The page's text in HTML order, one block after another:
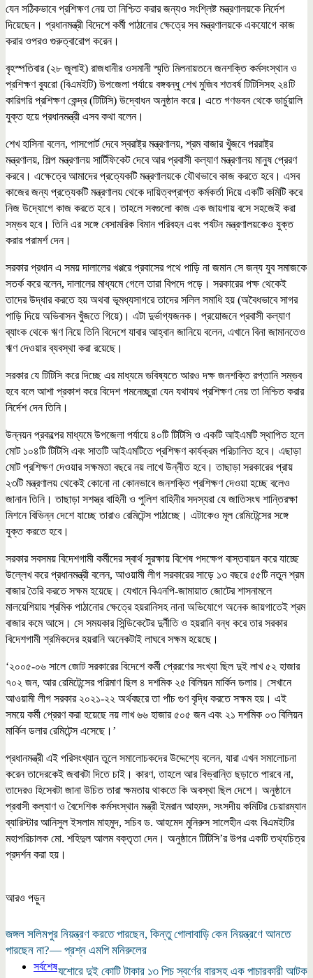
যেন সঠিকভাবে প্রশিক্ষণ নেয় তা নিশ্চিত করার জন্যও সংশ্লিষ্ট মন্ত্রণালয়কে নির্দেশ
দিয়েছেন। প্রধানমন্ত্রী বিদেশে কর্মী পাঠানোর ক্ষেত্রে সব মন্ত্রণালয়কে একযোগে কাজ
করার ওপরও গুরুত্বারোপ করেন।
বৃহস্পতিবার (২৮ জুলাই) রাজধানীর ওসমানী স্মৃতি মিলনায়তনে জনশক্তি কর্মসংস্থান ও
প্রশিক্ষণ ব্যুরো (বিএমইটি) উপজেলা পর্যায়ে বঙ্গবন্ধু শেখ মুজিব শতবর্ষ টিটিসিসহ ২৪টি
কারিগরি প্রশিক্ষণ কেন্দ্র (টিটিসি) উদ্বোধন অনুষ্ঠান করে। এতে গণভবন থেকে ভার্চুয়ালি
যুক্ত হয়ে প্রধানমন্ত্রী এসব কথা বলেন।
শেখ হাসিনা বলেন, পাসপোর্ট দেবে স্বরাষ্ট্র মন্ত্রণালয়, শ্রম বাজার খুঁজবে পররাষ্ট্র
মন্ত্রণালয়, শিল্প মন্ত্রণালয় সার্টিফিকেট দেবে আর প্রবাসী কল্যাণ মন্ত্রণালয় মানুষ প্রেরণ
করবে। এক্ষেত্রে আমাদের প্রত্যেকটি মন্ত্রণালয়কে যৌথভাবে কাজ করতে হবে। এসব
কাজের জন্য প্রত্যেকটি মন্ত্রণালয় থেকে দায়িত্বপ্রাপ্ত কর্মকর্তা দিয়ে একটি কমিটি করে
নিজ উদ্যোগে কাজ করতে হবে। তাহলে সবগুলো কাজ এক জায়গায় বসে সহজেই করা
সম্ভব হবে। তিনি এর সঙ্গে বেসামরিক বিমান পরিবহন এবং পর্যটন মন্ত্রণালয়কেও যুক্ত
করার পরামর্শ দেন।
সরকার প্রধান এ সময় দালালের খপ্পরে প্রবাসের পথে পাড়ি না জমান সে জন্য যুব সমাজকে
সতর্ক করে বলেন, দালালের মাধ্যমে গেলে তারা বিপদে পড়ে। সরকারের পক্ষ থেকেই
তাদের উদ্ধার করতে হয় অথবা ভূমধ্যসাগরে তাদের সলিল সমাধি হয় (অবৈধভাবে সাগর
পাড়ি দিয়ে অভিবাসন খুঁজতে গিয়ে)। এটা দুর্ভাগ্যজনক। প্রয়োজনে প্রবাসী কল্যাণ
ব্যাংক থেকে ঋণ নিয়ে তিনি বিদেশে যাবার আহ্বান জানিয়ে বলেন, এখানে বিনা জামানতেও
ঋণ দেওয়ার ব্যবস্থা করা রয়েছে।
সরকার যে টিটিসি করে দিচ্ছে এর মাধ্যমে ভবিষ্যতে আরও দক্ষ জনশক্তি রপ্তানি সম্ভব
হবে বলে আশা প্রকাশ করে বিদেশ গমনেচ্ছুরা যেন যথাযথ প্রশিক্ষণ নেয় তা নিশ্চিত করার
নির্দেশ দেন তিনি।
উন্নয়ন প্রকল্পের মাধ্যমে উপজেলা পর্যায়ে ৪০টি টিটিসি ও একটি আইএমটি স্থাপিত হলে
মোট ১০৪টি টিটিসি এবং সাতটি আইএমটিতে প্রশিক্ষণ কার্যক্রম পরিচালিত হবে। এছাড়া
মোট প্রশিক্ষণ দেওয়ার সক্ষমতা বছরে নয় লাখে উন্নীত হবে। তাছাড়া সরকারের প্রায়
২৩টি মন্ত্রণালয় থেকেই কোনো না কোনভাবে জনশক্তি প্রশিক্ষণ দেওয়া হচ্ছে বলেও
জানান তিনি। তাছাড়া সশস্ত্র বাহিনী ও পুলিশ বাহিনীর সদস্যরা যে জাতিসংঘ শান্তিরক্ষা
মিশনে বিভিন্ন দেশে যাচ্ছে তারাও রেমিটেন্স পাঠাচ্ছে। এটাকেও মূল রেমিটেন্সের সঙ্গে
যুক্ত করতে হবে।
সরকার সবসময় বিদেশগামী কর্মীদের স্বার্থ সুরক্ষায় বিশেষ পদক্ষেপ বাস্তবায়ন করে যাচ্ছে
উল্লেখ করে প্রধানমন্ত্রী বলেন, আওয়ামী লীগ সরকারের সাড়ে ১৩ বছরে ৫৫টি নতুন শ্রম
বাজার তৈরি করতে সক্ষম হয়েছে। যেখানে বিএনপি-জামায়াত জোটের শাসনামলে
মালয়েশিয়ায় শ্রমিক পাঠানোর ক্ষেত্রে হয়রানিসহ নানা অভিযোগে অনেক জায়গাতেই শ্রম
বাজার কমে আসে। সে সময়কার সিন্ডিকেটের দুর্নীতি ও হয়রানি বন্ধ করে তার সরকার
বিদেশগামী শ্রমিকদের হয়রানি অনেকটাই লাঘবে সক্ষম হয়েছে।
‘২০০৫-০৬ সালে জোট সরকারের বিদেশে কর্মী প্রেরণের সংখ্যা ছিল দুই লাখ ৫২ হাজার
৭০২ জন, আর রেমিটেন্সের পরিমাণ ছিল ৪ দশমিক ২৫ বিলিয়ন মার্কিন ডলার। সেখানে
আওয়ামী লীগ সরকার ২০২১-২২ অর্থবছরে তা পাঁচ গুণ বৃদ্ধি করতে সক্ষম হয়। এই
সময়ে কর্মী প্রেরণ করা হয়েছে নয় লাখ ৬৬ হাজার ৫০৫ জন এবং ২১ দশমিক ০৩ বিলিয়ন
মার্কিন ডলার রেমিটেন্স এসেছে।’
প্রধানমন্ত্রী এই পরিসংখ্যান তুলে সমালোচকদের উদ্দেশ্যে বলেন, যারা এখন সমালোচনা
করেন তাদেরকেই জবাবটা দিতে চাই। কারণ, তাহলে আর বিভ্রান্তি ছড়াতে পারবে না,
তাদেরও হিসেবটা জানা উচিত তারা ক্ষমতায় থাকতে কি অবস্থা ছিল দেশে। অনুষ্ঠানে
প্রবাসী কল্যাণ ও বৈদেশিক কর্মসংস্থান মন্ত্রী ইমরান আহমদ, সংসদীয় কমিটির চেয়ারম্যান
ব্যারিস্টার আনিসুল ইসলাম মাহমুদ, সচিব ড. আহমেদ মুনিরুস সালেহীন এবং বিএমইটির
মহাপরিচালক মো. শহিদুল আলম বক্তৃতা দেন। অনুষ্ঠানে টিটিসি’র উপর একটি তথ্যচিত্র
প্রদর্শন করা হয়।
আরও পড়ুন
জঙ্গল সলিমপুর নিয়ন্ত্রণ করতে পারছেন, কিন্তু গোলাবাড়ি কেন নিয়ন্ত্রণে আনতে
পারছেন না?— প্রশ্ন এমপি মনিরুলের
যশোরে দুই কোটি টাকার ১৩ পিচ স্বর্ণের বারসহ এক পাচারকারী আটক
সর্বশেষ